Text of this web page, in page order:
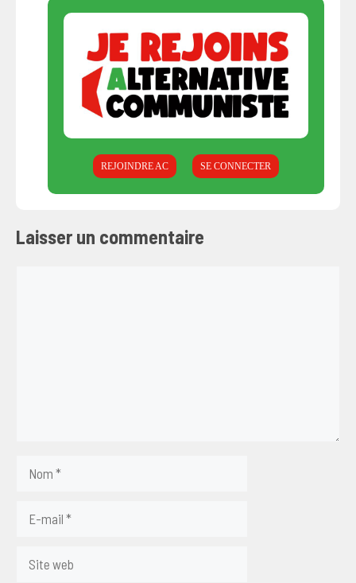
REJOINDRE AC SE CONNECTER
Laisser un commentaire
mail
web